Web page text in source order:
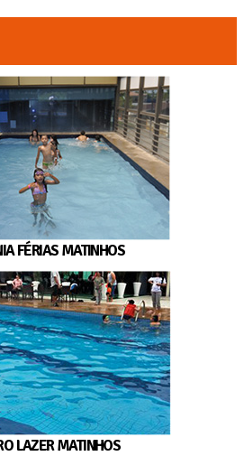
FÉRIAS MATINHOS
LAZER MATINHOS